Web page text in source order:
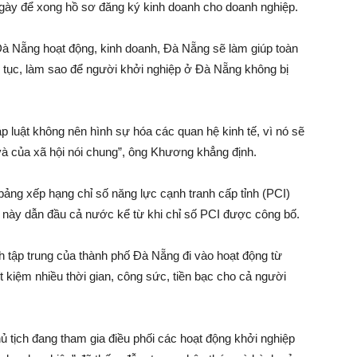
để xong hồ sơ đăng ký kinh doanh cho doanh nghiệp.
hoạt động, kinh doanh, Đà Nẵng sẽ làm giúp toàn
làm sao để người khởi nghiệp ở Đà Nẵng không bị
luật không nên hình sự hóa các quan hệ kinh tế, vì nó sẽ
của xã hội nói chung”, ông Khương khẳng định.
xếp hạng chỉ số năng lực cạnh tranh cấp tỉnh (PCI)
dẫn đầu cả nước kể từ khi chỉ số PCI được công bố.
trung của thành phố Đà Nẵng đi vào hoạt động từ
kiệm nhiều thời gian, công sức, tiền bạc cho cả người
đang tham gia điều phối các hoạt động khởi nghiệp